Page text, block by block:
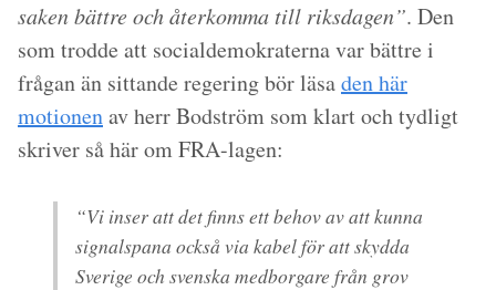
saken bättre och återkomma till riksdagen”. Den
som trodde att socialdemokraterna var bättre i
frågan än sittande regering bör läsaden här
motionenav herr Bodström som klart och tydligt
skriver så här om FRA-lagen:
“Vi inser att det finns ett behov av att kunna
signalspana också via kabel för att skydda
Sverige och svenska medborgare från grov